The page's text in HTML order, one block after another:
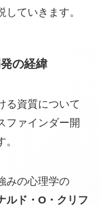
ていきます。
の経緯
る資質について
ファインダー開
みの心理学の
ルド・O・クリフ